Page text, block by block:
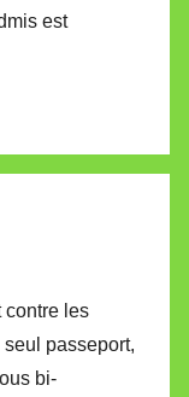
est
contre les
seul passeport,
bi-